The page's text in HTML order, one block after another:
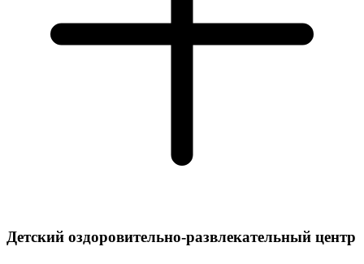
Детский оздоровительно-развлекательный центр